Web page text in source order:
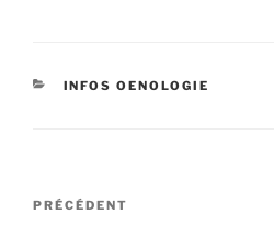
CATÉGORIES
INFOS OENOLOGIE
Navigation
Article
PRÉCÉDENT